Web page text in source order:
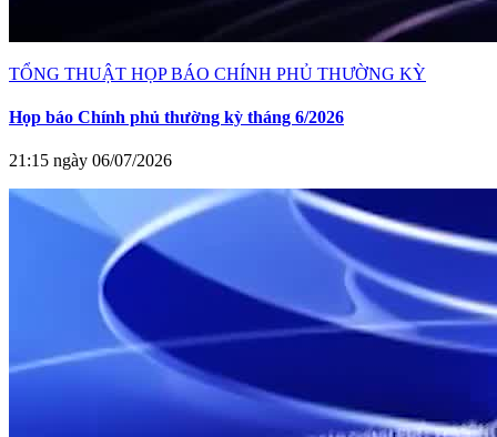
TỔNG THUẬT HỌP BÁO CHÍNH PHỦ THƯỜNG KỲ
Họp báo Chính phủ thường kỳ tháng 6/2026
21:15 ngày 06/07/2026